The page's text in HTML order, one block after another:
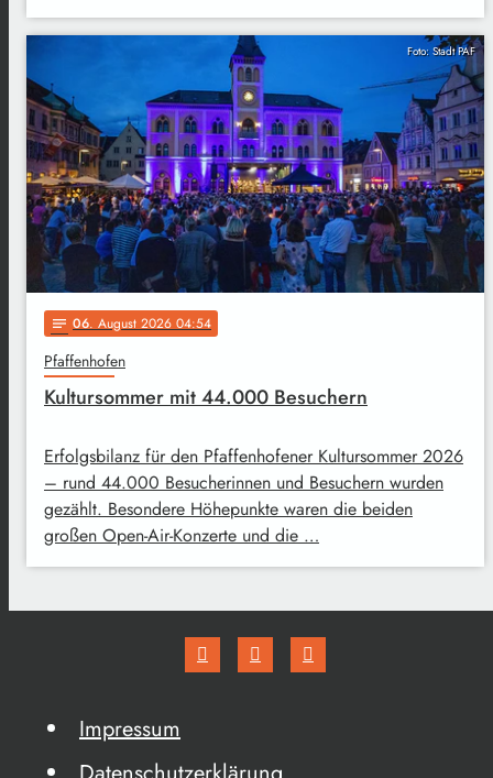
Foto: Stadt PAF
notes 06. August 2026 04:54
Pfaffenhofen
Kultursommer mit 44.000 Besuchern
Erfolgsbilanz für den Pfaffenhofener Kultursommer 2026
– rund 44.000 Besucherinnen und Besuchern wurden
gezählt. Besondere Höhepunkte waren die beiden
großen Open-Air-Konzerte und die …
Impressum